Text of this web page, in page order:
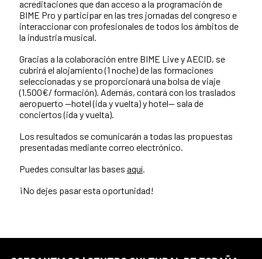
acreditaciones que dan acceso a la programación de
BIME Pro y participar en las tres jornadas del congreso e
interaccionar con profesionales de todos los ámbitos de
la industria musical.
Gracias a la colaboración entre BIME Live y AECID, se
cubrirá el alojamiento (1 noche) de las formaciones
seleccionadas y se proporcionará una bolsa de viaje
(1.500€/ formación). Además, contará con los traslados
aeropuerto —hotel (ida y vuelta) y hotel— sala de
conciertos (ida y vuelta).
Los resultados se comunicarán a todas las propuestas
presentadas mediante correo electrónico.
Puedes consultar las bases aquí
¡No dejes pasar esta oportunidad!